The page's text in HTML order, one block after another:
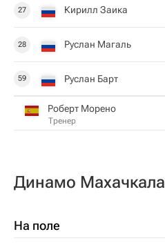
27 Кирилл Заика
28 Руслан Магаль
59 Руслан Барт
Роберт Морено
Тренер
Динамо Махачкала
На поле